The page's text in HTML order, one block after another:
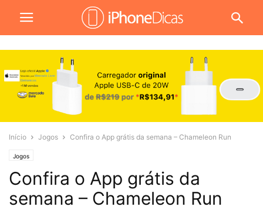
Início Jogos Confira o App grátis da semana – Chameleon Run
Jogos
Confira o App grátis da
semana – Chameleon Run